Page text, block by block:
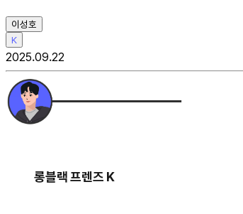
이성호
K
2025.09.22
롱블랙 프렌즈 K